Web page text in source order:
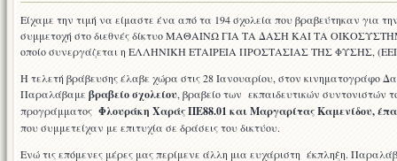
ΒΡΑΒΕΥΣΗ
ΑΠΟ
ΤΟ
ΔΙΕΘΝΕΣ
ΜΑΘΑΙΝΩ
ΓΙΑ
ΤΑ
ΔΑΣΗ
Είχαμε την τιμή να είμαστε ένα από τα 194 σχολεία που βραβεύτηκαν για
συμμετοχή στο διεθνές δίκτυο ΜΑΘΑΙΝΩ ΓΙΑ ΤΑ ΔΑΣΗ ΚΑΙ ΤΑ
οποίο συνεργάζεται η ΕΛΛΗΝΙΚΗ ΕΤΑΙΡΕΙΑ ΠΡΟΣΤΑΣΙΑΣ ΤΗΣ ΦΥΣΗΣ,
Η τελετή βράβευσης έλαβε χώρα στις 28 Ιανουαρίου, στον κινηματογράφο
Παραλάβαμε βραβείο σχολείου, βραβείο των εκπαιδευτικών συντονιστών
προγράμματος Φλουράκη Χαράς ΠΕ88.01 και Μαργαρίτας Καμενίδου,
που συμμετείχαν με επιτυχία σε δράσεις του δικτύου.
Ενώ τις επόμενες μέρες μας περίμενε άλλη μια ευχάριστη έκπληξη.